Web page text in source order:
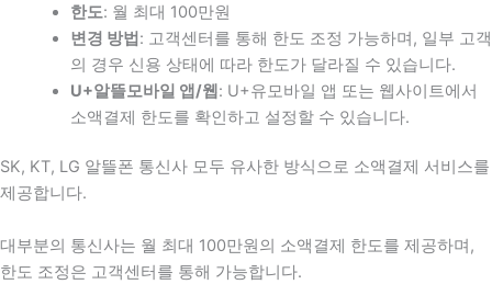
한도: 월 최대 100만원
변경 방법 : 고객센터를 통해 한도 조정 가능하며, 일부 고객
의 경우 신용 상태에 따라 한도가 달라질 수 있습니다.
U+알뜰모바일 앱/웹 : U+유모바일 앱 또는 웹사이트에서
소액결제 한도를 확인하고 설정할 수 있습니다.
SK, KT, LG 알뜰폰 통신사 모두 유사한 방식으로 소액결제 서비스를
제공합니다.
대부분의 통신사는 월 최대 100만원의 소액결제 한도를 제공하며,
한도 조정은 고객센터를 통해 가능합니다.